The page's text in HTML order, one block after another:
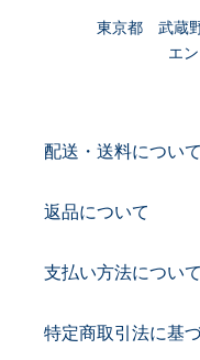
東京都 武
エ
配送・送料について
返品について
支払い方法について
特定商取引法に基